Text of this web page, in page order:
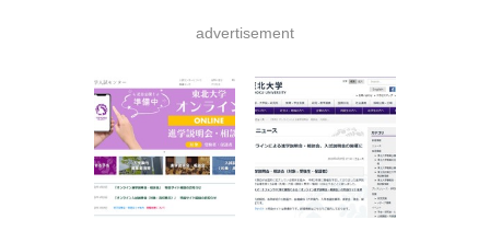
advertisement